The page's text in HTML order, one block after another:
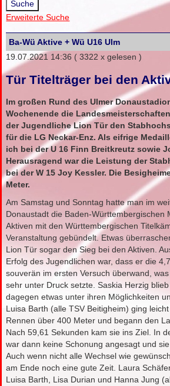
Erweiterte Suche
Ba-Wü Aktive + Wü U16 Ulm
19.07.2021 14:36 ( 3322 x gelesen )
Tür Titelträger bei den
Im großen Rund des Ulmer
Wochenende die
der Jugendliche Lion Tür den
für die LG Neckar-Enz. Als eifrige
ich bei der U 16 Finn Breitkreutz sowie
Herausragend war die Leistung der
bei der W 15 Joy Kessler. Die
Meter.
Am Samstag und Sonntag hatte man im
Donaustadt die Baden-Württembergischen
Aktiven mit den Württembergischen
Veranstaltung gebündelt. Etwas
Lion Tür sogar den Sieg bei den Aktiven.
Erfolg des Jugendlichen war, dass er die
souverän im ersten Versuch überwand,
sehr unter Druck setzte. Saskia Herzig
dagegen etwas unter ihren Möglichkeiten
Luisa Barth (alle TSV Beitigheim) ging
Rennen über 400 Meter und begann den
Nach 59,61 Sekunden kam sie ins Ziel. In
war dann keine Schonung angesagt und
Auch wenn nicht alle Wechsel wie
am Ende noch eine gute Zeit. Laura
Luisa Barth, Lisa Durian und Hanna Jung